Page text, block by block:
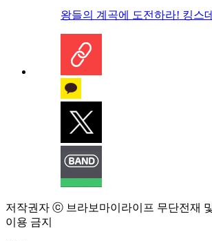
왕들의 계곡에 도전하라! 킹스
저작권자 ⓒ 브라보마이라이프 무단전재
이용 금지